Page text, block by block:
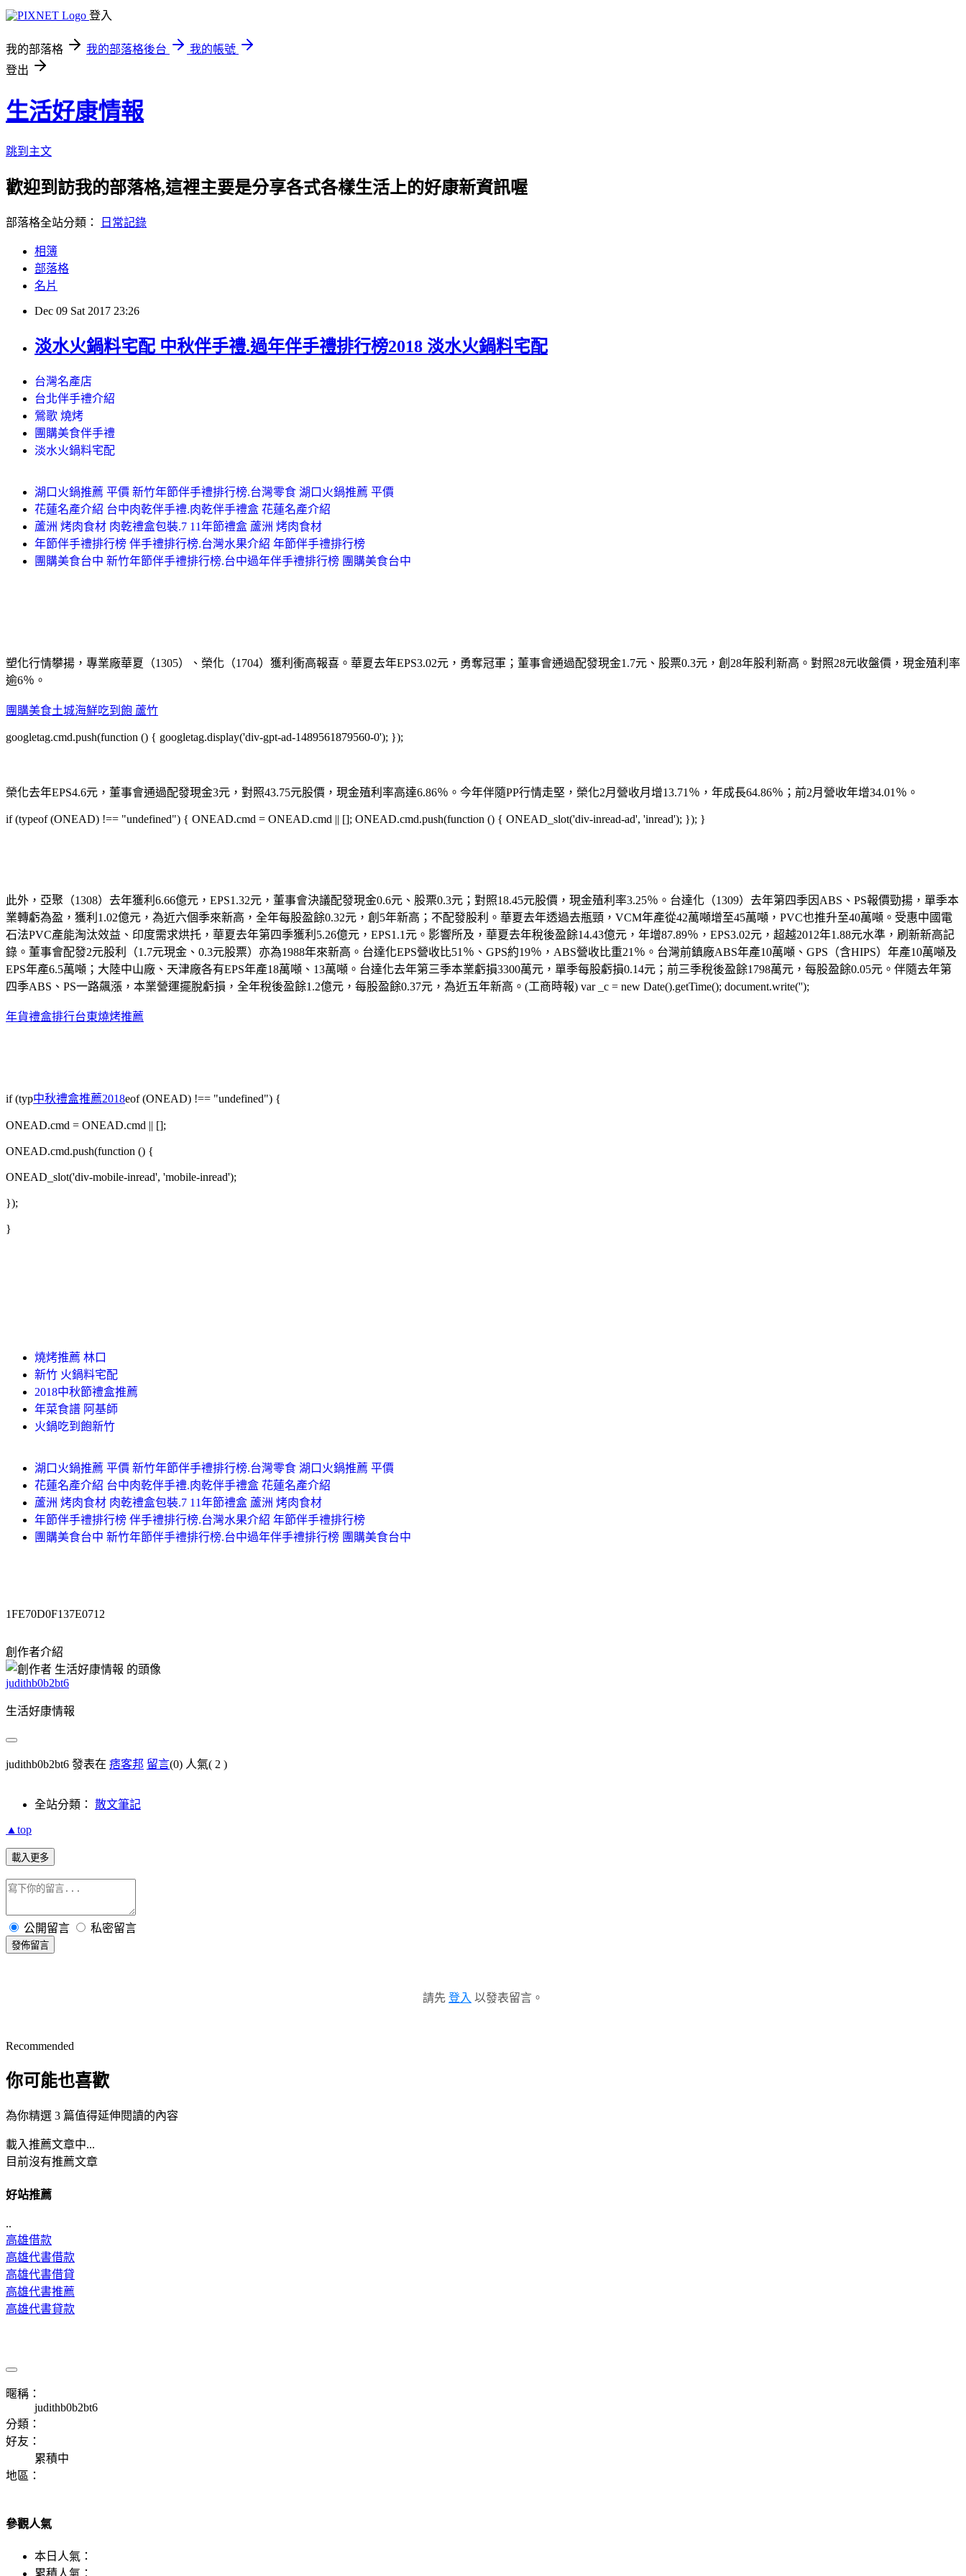
登入
我的部落格 我的部落格後台
我的帳號
登出
生活好康情報
跳到主文
歡迎到訪我的部落格,這裡主要是分享各式各樣生活上的好康新資訊喔
部落格全站分類： 日常記錄
相簿
部落格
名片
Dec 09 Sat 2017 23:26
淡水火鍋料宅配 中秋伴手禮.過年伴手禮排行榜2018 淡水火鍋料宅配
台灣名產店
台北伴手禮介紹
鶯歌 燒烤
團購美食伴手禮
淡水火鍋料宅配
湖口火鍋推薦 平價 新竹年節伴手禮排行榜.台灣零食 湖口火鍋推薦 平價
花蓮名產介紹 台中肉乾伴手禮.肉乾伴手禮盒 花蓮名產介紹
蘆洲 烤肉食材 肉乾禮盒包裝.7 11年節禮盒 蘆洲 烤肉食材
年節伴手禮排行榜 伴手禮排行榜.台灣水果介紹 年節伴手禮排行榜
團購美食台中 新竹年節伴手禮排行榜.台中過年伴手禮排行榜 團購美食台中
塑化行情攀揚，專業廠華夏（1305）、榮化（1704）獲利衝高報喜。華夏去年EPS3.02元，勇奪冠軍；董事會通過配發現金1.7元、股票0.3元，創28年股利新高。對照28元收盤價，現金殖利率
逾6％。
團購美食土城海鮮吃到飽 蘆竹
googletag.cmd.push(function () { googletag.display('div-gpt-ad-1489561879560-0'); });
榮化去年EPS4.6元，董事會通過配發現金3元，對照43.75元股價，現金殖利率高達6.86％。今年伴隨PP行情走堅，榮化2月營收月增13.71％，年成長64.86％；前2月營收年增34.01％。
if (typeof (ONEAD) !== "undefined") { ONEAD.cmd = ONEAD.cmd || []; ONEAD.cmd.push(function () { ONEAD_slot('div-inread-ad', 'inread'); }); }
此外，亞聚（1308）去年獲利6.66億元，EPS1.32元，董事會決議配發現金0.6元、股票0.3元；對照18.45元股價，現金殖利率3.25％。台達化（1309）去年第四季因ABS、PS報價勁揚，單季本
業轉虧為盈，獲利1.02億元，為近六個季來新高，全年每股盈餘0.32元，創5年新高；不配發股利。華夏去年透過去瓶頸，VCM年產從42萬噸增至45萬噸，PVC也推升至40萬噸。受惠中國電
石法PVC產能淘汰效益、印度需求烘托，華夏去年第四季獲利5.26億元，EPS1.1元。影響所及，華夏去年稅後盈餘14.43億元，年增87.89％，EPS3.02元，超越2012年1.88元水準，刷新新高記
錄。董事會配發2元股利（1.7元現金、0.3元股票）亦為1988年來新高。台達化EPS營收比51％、GPS約19％，ABS營收比重21％。台灣前鎮廠ABS年產10萬噸、GPS（含HIPS）年產10萬噸及
EPS年產6.5萬噸；大陸中山廠、天津廠各有EPS年產18萬噸、13萬噸。台達化去年第三季本業虧損3300萬元，單季每股虧損0.14元；前三季稅後盈餘1798萬元，每股盈餘0.05元。伴隨去年第
四季ABS、PS一路飆漲，本業營運擺脫虧損，全年稅後盈餘1.2億元，每股盈餘0.37元，為近五年新高。(工商時報) var _c = new Date().getTime(); document.write('');
年貨禮盒排行台東燒烤推薦
if (typ中秋禮盒推薦2018eof (ONEAD) !== "undefined") {
ONEAD.cmd = ONEAD.cmd || [];
ONEAD.cmd.push(function () {
ONEAD_slot('div-mobile-inread', 'mobile-inread');
});
}
燒烤推薦 林口
新竹 火鍋料宅配
2018中秋節禮盒推薦
年菜食譜 阿基師
火鍋吃到飽新竹
湖口火鍋推薦 平價 新竹年節伴手禮排行榜.台灣零食 湖口火鍋推薦 平價
花蓮名產介紹 台中肉乾伴手禮.肉乾伴手禮盒 花蓮名產介紹
蘆洲 烤肉食材 肉乾禮盒包裝.7 11年節禮盒 蘆洲 烤肉食材
年節伴手禮排行榜 伴手禮排行榜.台灣水果介紹 年節伴手禮排行榜
團購美食台中 新竹年節伴手禮排行榜.台中過年伴手禮排行榜 團購美食台中
1FE70D0F137E0712
創作者介紹
judithb0b2bt6
生活好康情報
judithb0b2bt6 發表在 痞客邦 留言(0) 人氣( 2 )
全站分類： 散文筆記
▲top
載入更多
公開留言 私密留言
發佈留言
請先 登入 以發表留言。
Recommended
你可能也喜歡
為你精選 3 篇值得延伸閱讀的內容
載入推薦文章中...
目前沒有推薦文章
好站推薦
..
高雄借款
高雄代書借款
高雄代書借貸
高雄代書推薦
高雄代書貸款
暱稱：
judithb0b2bt6
分類：
好友：
累積中
地區：
參觀人氣
本日人氣：